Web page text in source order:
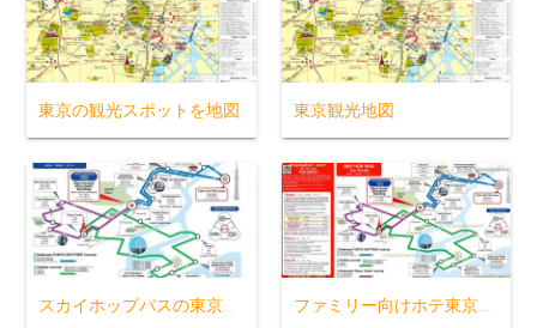
東京の観光スポットを地図 東京観光地図
ファミリー向けホテ東京マップ